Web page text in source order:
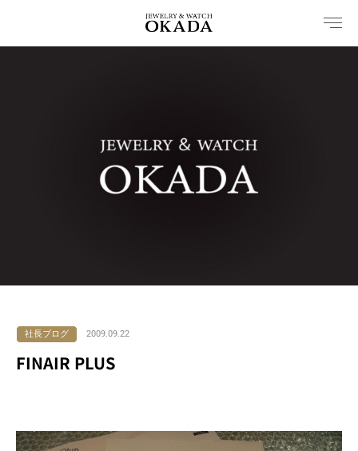
を
社長ブログ 2009.09.22
FINAIR PLUS